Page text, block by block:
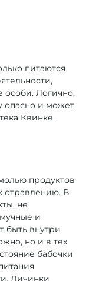
питаются
Логично,
опасно и может
Квинке.
продуктов
отравлению. В
не
и
быть внутри
но и в тех
бабочки
Личинки